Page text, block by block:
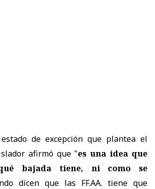
de excepción que plantea el
afirmó que "es una idea que
bajada tiene, ni como se
dicen que las FF.AA. tiene que